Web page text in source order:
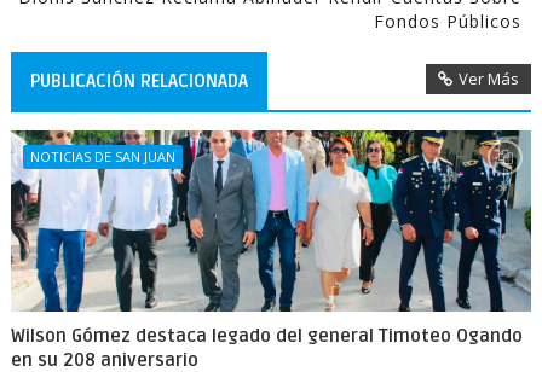
Fondos Públicos
PUBLICACIÓN RELACIONADA Ver Más
NOTICIAS DE SAN JUAN
Wilson Gómez destaca legado del general Timoteo Ogando
en su 208 aniversario